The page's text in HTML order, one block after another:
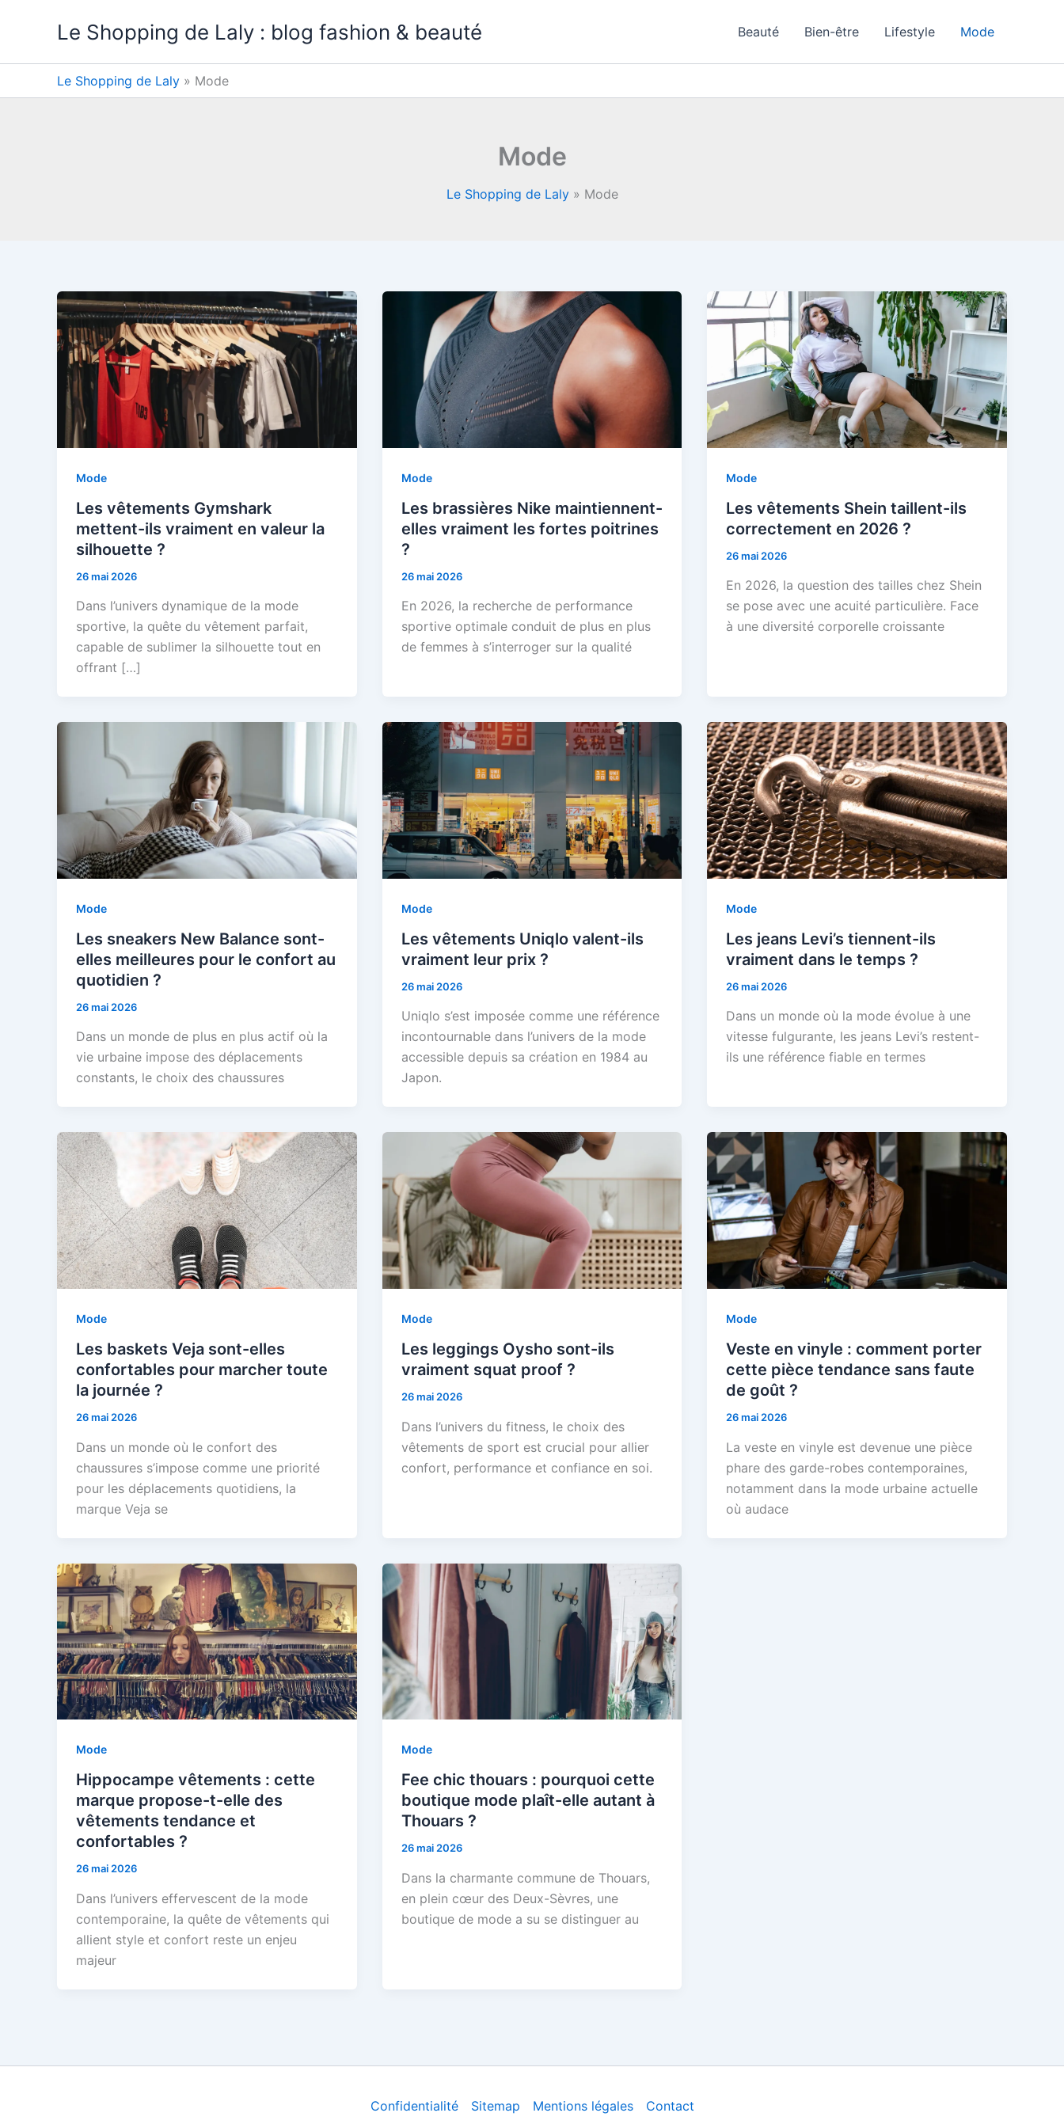
Le Shopping de Laly : blog fashion & beauté Beauté Bien-être Lifestyle Mode
Le Shopping de Laly » Mode
Mode
Le Shopping de Laly» Mode
Mode
Les vêtements Gymshark
mettent-ils vraiment en valeur la
silhouette ?
26 mai 2026
Dans l’univers dynamique de la mode
sportive, la quête du vêtement parfait,
capable de sublimer la silhouette tout en
offrant […]
Mode
Les brassières Nike maintiennent-
elles vraiment les fortes poitrines
?
26 mai 2026
En 2026, la recherche de performance
sportive optimale conduit de plus en plus
de femmes à s’interroger sur la qualité
Mode
Les vêtements Shein taillent-ils
correctement en 2026 ?
26 mai 2026
En 2026, la question des tailles chez Shein
se pose avec une acuité particulière. Face
à une diversité corporelle croissante
Mode
Les sneakers New Balance sont-
elles meilleures pour le confort au
quotidien ?
26 mai 2026
Dans un monde de plus en plus actif où la
vie urbaine impose des déplacements
constants, le choix des chaussures
Mode
Les vêtements Uniqlo valent-ils
vraiment leur prix ?
26 mai 2026
Uniqlo s’est imposée comme une référence
incontournable dans l’univers de la mode
accessible depuis sa création en 1984 au
Japon.
Mode
Les jeans Levi’s tiennent-ils
vraiment dans le temps ?
26 mai 2026
Dans un monde où la mode évolue à une
vitesse fulgurante, les jeans Levi’s restent-
ils une référence fiable en termes
Mode
Les baskets Veja sont-elles
confortables pour marcher toute
la journée ?
26 mai 2026
Dans un monde où le confort des
chaussures s’impose comme une priorité
pour les déplacements quotidiens, la
marque Veja se
Mode
Les leggings Oysho sont-ils
vraiment squat proof ?
26 mai 2026
Dans l’univers du fitness, le choix des
vêtements de sport est crucial pour allier
confort, performance et confiance en soi.
Mode
Veste en vinyle : comment porter
cette pièce tendance sans faute
de goût ?
26 mai 2026
La veste en vinyle est devenue une pièce
phare des garde-robes contemporaines,
notamment dans la mode urbaine actuelle
où audace
Mode
Hippocampe vêtements : cette
marque propose-t-elle des
vêtements tendance et
confortables ?
26 mai 2026
Dans l’univers effervescent de la mode
contemporaine, la quête de vêtements qui
allient style et confort reste un enjeu
majeur
Mode
Fee chic thouars : pourquoi cette
boutique mode plaît-elle autant à
Thouars ?
26 mai 2026
Dans la charmante commune de Thouars,
en plein cœur des Deux-Sèvres, une
boutique de mode a su se distinguer au
Confidentialité Sitemap Mentions légales Contact